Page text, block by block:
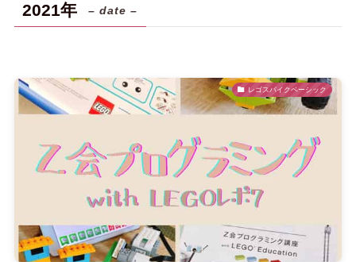
2021年 – date –
レゴスパイクベーシック